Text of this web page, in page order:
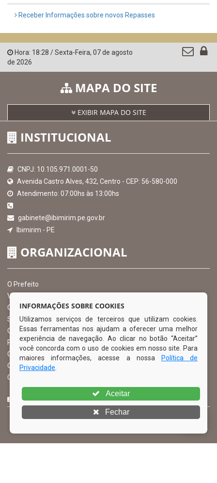
Receber Informações sobre novos Repasses
Hora: 18:28 /Sexta-Feira, 07 de agosto
de 2026
MAPA DO SITE
EXIBIR MAPA DO SITE
INSTITUCIONAL
CNPJ: 10.105.971.0001-50
Avenida Castro Alves, 432, Centro - CEP: 56-580-000
Atendimento: 07:00hs às 13:00hs
gabinete@ibimirim.pe.gov.br
Ibimirim - PE
ORGANIZACIONAL
O Prefeito
Vice Prefeito
Ouvidoria Municipal
Serviço de Informação ao Cidadão – SIC
Chefe de Gabinete
Procuradoria Geral
Órgão de Controle Interno
Organograma
Comissão Permanente de Licitação – CPL
CURTA NOSSA FAN PAGE
INFORMAÇÕES SOBRE COOKIES
Utilizamos serviços de terceiros que utilizam cookies.
Essas ferramentas nos ajudam a oferecer uma melhor
experiência de navegação. Ao clicar no botão “Aceitar”
você concorda com o uso de cookies em nosso site. Para
maiores informações, acesse a nossa
Política de
Privacidade
Aceitar
Fechar